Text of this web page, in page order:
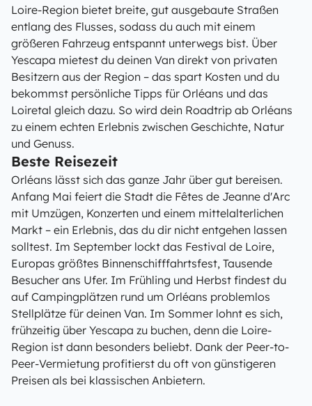
Loire-Region bietet breite, gut ausgebaute Straßen
entlang des Flusses, sodass du auch mit einem
größeren Fahrzeug entspannt unterwegs bist. Über
Yescapa mietest du deinen Van direkt von privaten
Besitzern aus der Region – das spart Kosten und du
bekommst persönliche Tipps für Orléans und das
Loiretal gleich dazu. So wird dein Roadtrip ab Orléans
zu einem echten Erlebnis zwischen Geschichte, Natur
und Genuss.
Beste Reisezeit
Orléans lässt sich das ganze Jahr über gut bereisen.
Anfang Mai feiert die Stadt die Fêtes de Jeanne d'Arc
mit Umzügen, Konzerten und einem mittelalterlichen
Markt – ein Erlebnis, das du dir nicht entgehen lassen
solltest. Im September lockt das Festival de Loire,
Europas größtes Binnenschifffahrtsfest, Tausende
Besucher ans Ufer. Im Frühling und Herbst findest du
auf Campingplätzen rund um Orléans problemlos
Stellplätze für deinen Van. Im Sommer lohnt es sich,
frühzeitig über Yescapa zu buchen, denn die Loire-
Region ist dann besonders beliebt. Dank der Peer-to-
Peer-Vermietung profitierst du oft von günstigeren
Preisen als bei klassischen Anbietern.